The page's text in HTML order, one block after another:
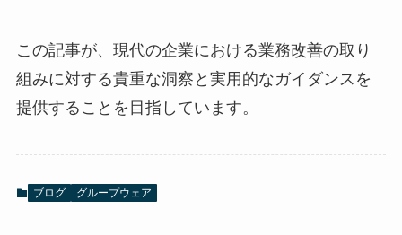
この記事が、現代の企業における業務改善の取り
組みに対する貴重な洞察と実用的なガイダンスを
提供することを目指しています。
ブログ グループウェア